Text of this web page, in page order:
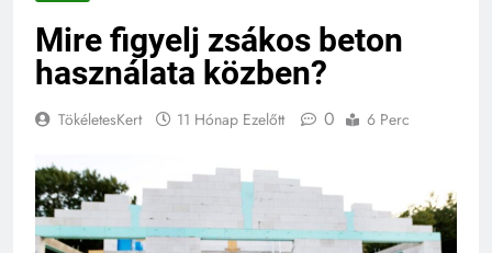
Mire figyelj zsákos beton
használata közben?
TökéletesKert 11 Hónap Ezelőtt 0 6 Perc